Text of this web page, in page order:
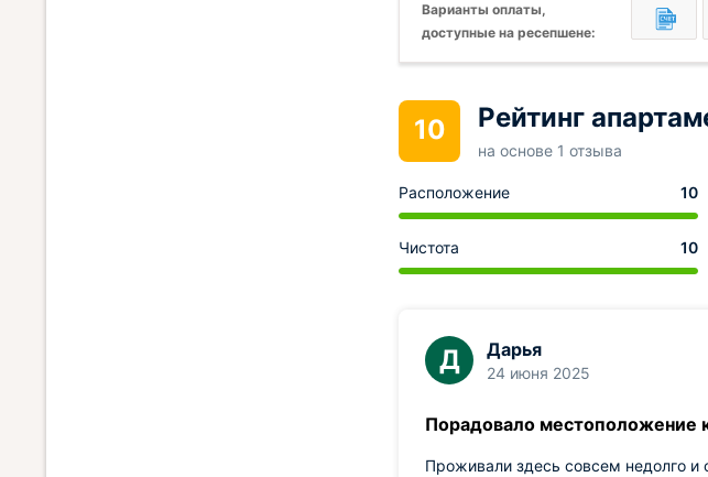
Варианты оплаты,
доступные на ресепшене:
10 Рейтинг
на основе 1 отзыва
Расположение 10
Чистота 10
Д Дарья
24 июня 2025
Порадовало местоположение
Проживали здесь совсем недолго и